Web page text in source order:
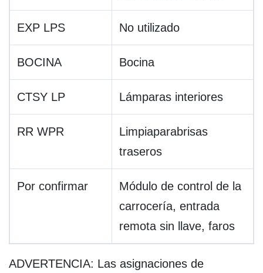
EXP LPS No utilizado
BOCINA Bocina
CTSY LP Lámparas interiores
RR WPR
Limpiaparabrisas
traseros
Por confirmar
Módulo de control de la
carrocería, entrada
remota sin llave, faros
ADVERTENCIA: Las asignaciones de